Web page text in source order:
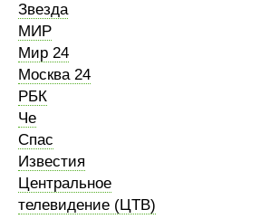
Звезда
МИР
Мир 24
Москва 24
РБК
Че
Спас
Известия
Центральное
телевидение (ЦТВ)